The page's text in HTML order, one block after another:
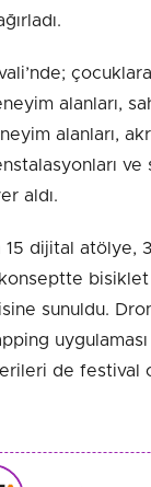
alanları,
alanları,
ve
aldı.
15 dijital atölye,
sunuldu.
de festival